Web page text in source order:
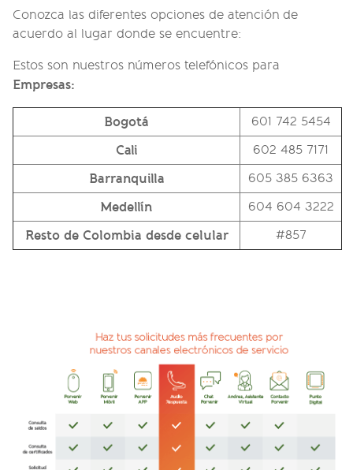
Conozca las diferentes opciones de atención de
acuerdo al lugar donde se encuentre:
Estos son nuestros números telefónicos para
Empresas:
Bogotá
601 742 5454
Cali
602 485 7171
Barranquilla
605 385 6363
Medellín
604 604 3222
Resto de Colombia desde celular
#857